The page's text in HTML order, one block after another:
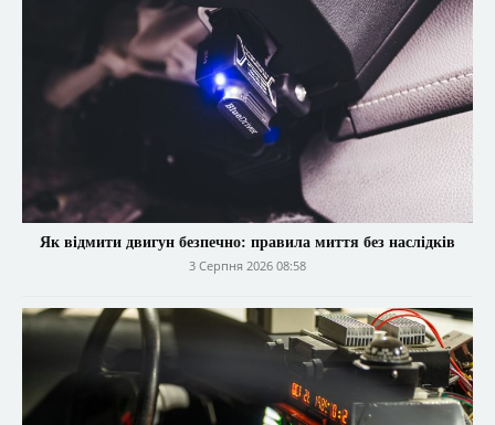
Як відмити двигун безпечно: правила миття без наслідків
3 Серпня 2026 08:58